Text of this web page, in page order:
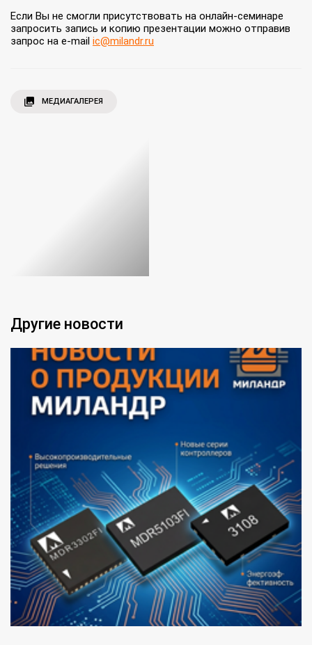
Если Вы не смогли присутствовать на онлайн-семинаре
запросить запись и копию презентации можно отправив
запрос на e-mail ic@milandr.ru
МЕДИАГАЛЕРЕЯ
Другие новости